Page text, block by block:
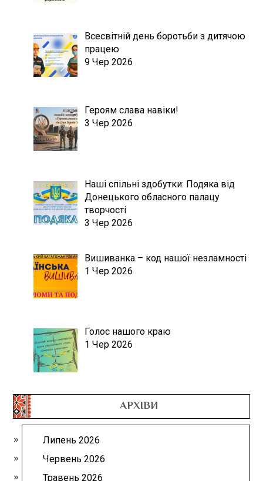
Всесвітній день боротьби з дитячою
працею
9 Чер 2026
Героям слава навіки!
3 Чер 2026
Наші спільні здобутки: Подяка від
Донецького обласного палацу
творчості
3 Чер 2026
Вишиванка – код нашої незламності
1 Чер 2026
Голос нашого краю
1 Чер 2026
АРХІВИ
Липень 2026
Червень 2026
Травень 2026